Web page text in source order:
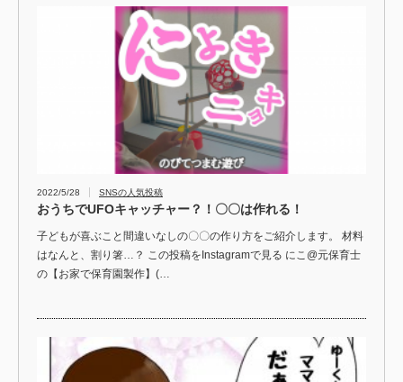
2022/5/28 SNSの人気投稿
おうちでUFOキャッチャー？！〇〇は作れる！
子どもが喜ぶこと間違いなしの〇〇の作り方をご紹介します。 材料
はなんと、割り箸…？ この投稿をInstagramで見る にこ@元保育士
の【お家で保育園製作】(…